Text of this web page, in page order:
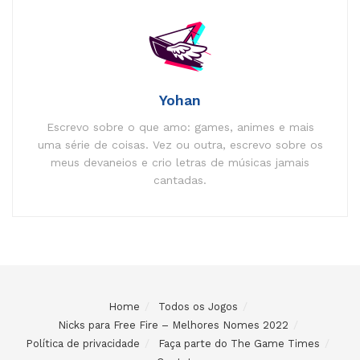
Yohan
Escrevo sobre o que amo: games, animes e mais
uma série de coisas. Vez ou outra, escrevo sobre os
meus devaneios e crio letras de músicas jamais
cantadas.
Home
Todos os Jogos
Nicks para Free Fire – Melhores Nomes 2022
Política de privacidade
Faça parte do The Game Times